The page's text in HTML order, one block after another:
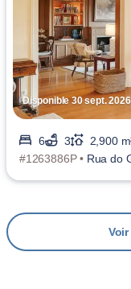
Disponible 30 sept. 2026
6 3
2,900
#1263886P • Rua do